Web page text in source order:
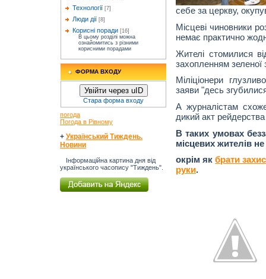
Технології [7]
Люди дії [8]
Корисні поради [16]
В цьому розділі можна
ознайомитись з різними
корисними порадами
ФОРМА ВХОДУ
Увійти через uID
Стара форма входу
погода
Погода в Рівному
+ Український Тиждень.
Новини
Інформаційна картина дня від
українського часопису "Тиждень".
себе за церкву,
Місцеві чиновники
немає практично
Жителі стомилися
захопленням зеленої
Міліціонери
заяви "десь
А журналістам
дикий акт
В таких умовах
місцевих жителів
окрім як брати
руки.